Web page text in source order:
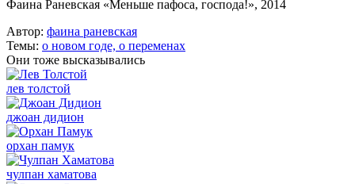
Фаина Раневская «Меньше пафоса, господа!», 2014
Автор: фаина раневская
Темы: о новом годе, о переменах
Они тоже высказывались
лев толстой
джоан дидион
орхан памук
чулпан хаматова